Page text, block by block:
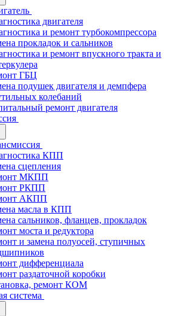
двигателя
и ремонт турбокомпрессора
прокладок и сальников
и ремонт впускного тракта и
ГБЦ
подушек двигателя и демпфера
колебаний
ремонт двигателя
КПП
сцепления
МКПП
РКПП
АКПП
масла в КПП
сальников, фланцев, прокладок
моста и редуктора
и замена полуосей, ступичных
дифференциала
раздаточной коробки
ремонт КОМ
система